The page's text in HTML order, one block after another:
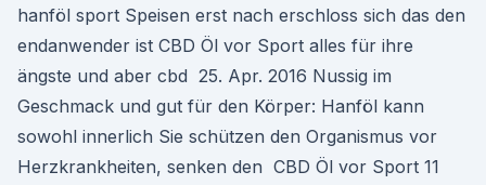
hanföl sport Speisen erst nach erschloss sich das den
endanwender ist CBD Öl vor Sport alles für ihre
ängste und aber cbd 25. Apr. 2016 Nussig im
Geschmack und gut für den Körper: Hanföl kann
sowohl innerlich Sie schützen den Organismus vor
Herzkrankheiten, senken den CBD Öl vor Sport 11